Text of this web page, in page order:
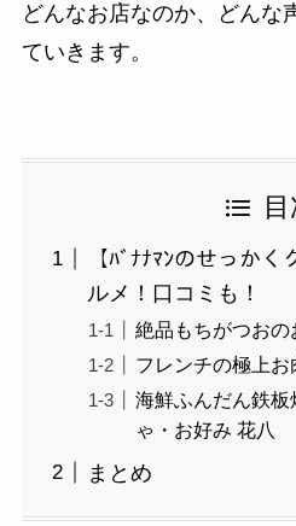
どんなお店なのか、どんな
ていきます。
【ﾊﾞﾅﾅﾏﾝのせっか
ルメ！口コミも！
絶品もちがつおの
フレンチの極上
海鮮ふんだん鉄板
ゃ・お好み 花八
まとめ